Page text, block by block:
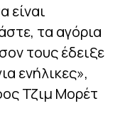
είναι
τα αγόρια
τους έδειξε
ενήλικες»,
Τζιμ Μορέτ